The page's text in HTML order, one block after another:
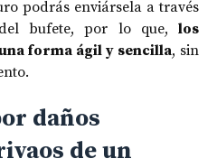
podrás enviársela a través
bufete, por lo que, los
forma ágil y sencilla, sin
daños
de un